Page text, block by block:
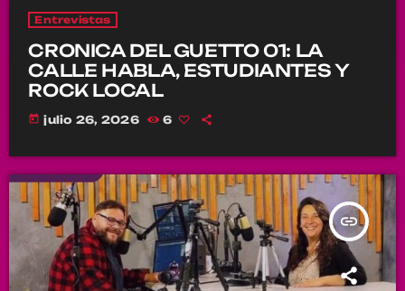
Entrevistas
CRONICA DEL GUETTO 01: LA
CALLE HABLA, ESTUDIANTES Y
ROCK LOCAL
today julio 26, 2026 6
insert_link